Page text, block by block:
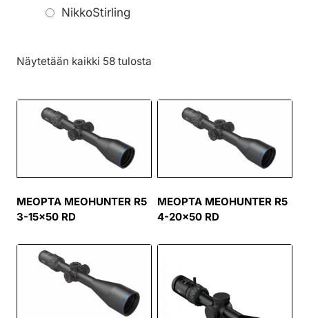
Näytetään kaikki 58 tulosta
MEOPTA MEOHUNTER R5
3-15×50 RD
MEOPTA MEOHUNTER R5
4-20×50 RD
NikkoStirling